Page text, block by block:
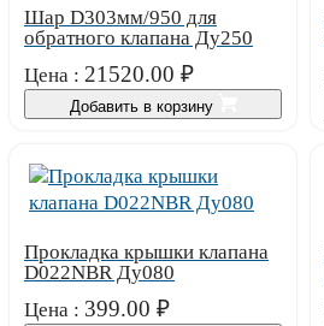
Шар D303мм/950 для
обратного клапана Ду250
Цена : 21520.00 ₽
Добавить в корзину
Прокладка крышки клапана
D022NBR Ду080
Цена : 399.00 ₽